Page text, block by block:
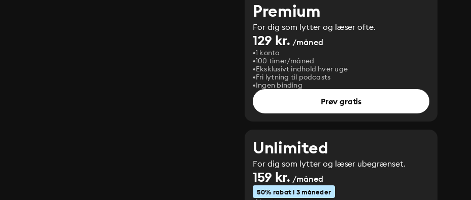
Premium
For dig som lytter og læser ofte.
129 kr. /måned
1 konto
100 timer/måned
Eksklusivt indhold hver uge
Fri lytning til podcasts
Ingen binding
Prøv gratis
Unlimited
For dig som lytter og læser ubegrænset.
159 kr. /måned
50% rabat i 3 måneder